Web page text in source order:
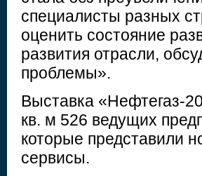
специалисты разных
оценить состояние
развития отрасли,
проблемы».
Выставка «Нефтегаз-
кв. м 526 ведущих
которые представили
сервисы.